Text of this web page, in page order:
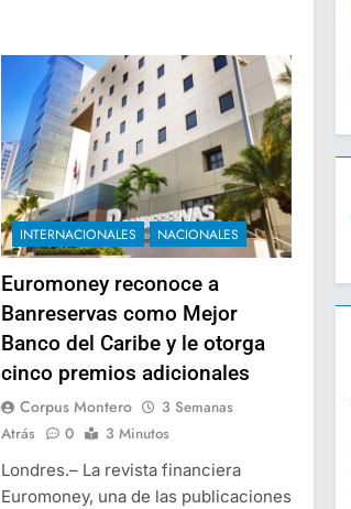
INTERNACIONALES NACIONALES
Euromoney reconoce a
Banreservas como Mejor
Banco del Caribe y le otorga
cinco premios adicionales
Corpus Montero
3 Semanas
Atrás
0
3 Minutos
Londres.– La revista financiera
Euromoney, una de las publicaciones